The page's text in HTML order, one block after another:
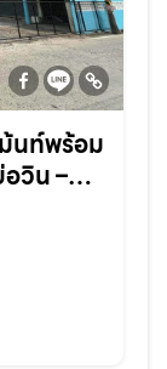
นท์พร้อม
วิน –
นต่อย